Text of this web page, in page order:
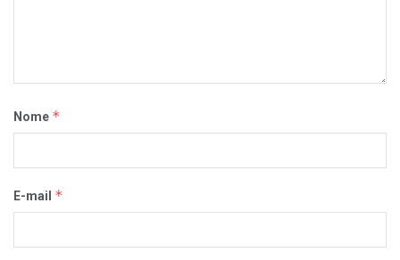
Nome *
E-mail *